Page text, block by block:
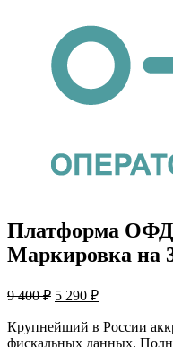
Платформа
Маркировка на
9 400₽ Первоначальная
составляла
9
5 290 ₽Текущая
5
290 ₽.
Крупнейший в России
фискальных данных.